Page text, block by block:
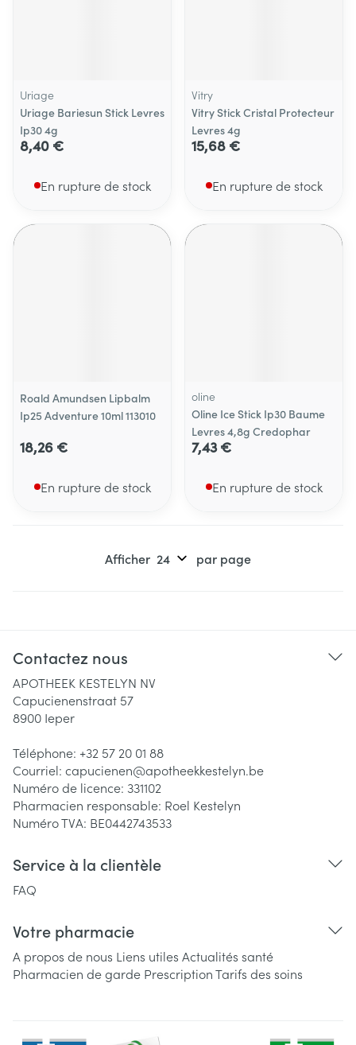
Uriage
Uriage Bariesun Stick Levres
Ip30 4g
8,40 €
En rupture de stock
Vitry
Vitry Stick Cristal Protecteur
Levres 4g
15,68 €
En rupture de stock
Roald Amundsen Lipbalm
Ip25 Adventure 10ml 113010
18,26 €
En rupture de stock
oline
Oline Ice Stick Ip30 Baume
Levres 4,8g Credophar
7,43 €
En rupture de stock
Afficher par page
Contactez nous
APOTHEEK KESTELYN NV
Capucienenstraat 57
8900 Ieper
Téléphone: +32 57 20 01 88
Courriel: capucienen@apotheekkestelyn.be
Numéro de licence: 331102
Pharmacien responsable: Roel Kestelyn
Numéro TVA: BE0442743533
Service à la clientèle
FAQ
Votre pharmacie
A propos de nous Liens utiles Actualités santé
Pharmacien de garde PrescriptionTarifs des soins